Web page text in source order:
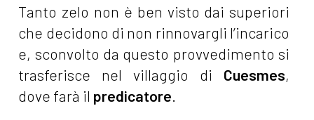
Tanto zelo non è ben visto dai superiori
che decidono di non rinnovargli l’incarico
e, sconvolto da questo provvedimento si
trasferisce nel villaggio di Cuesmes,
dove farà il predicatore